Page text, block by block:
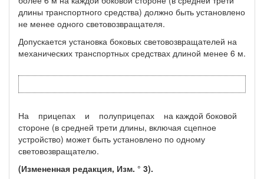
длины транспортного средства) должно быть установлено
не менее одного световозвращателя.
Допускается установка боковых световозвращателей на
механических транспортных средствах длиной менее 6 м.
На прицепах и полуприцепах на каждой боковой
стороне (в средней трети длины, включая сцепное
устройство) может быть установлено по одному
световозвращателю.
(Измененная редакция, Изм. ° 3).